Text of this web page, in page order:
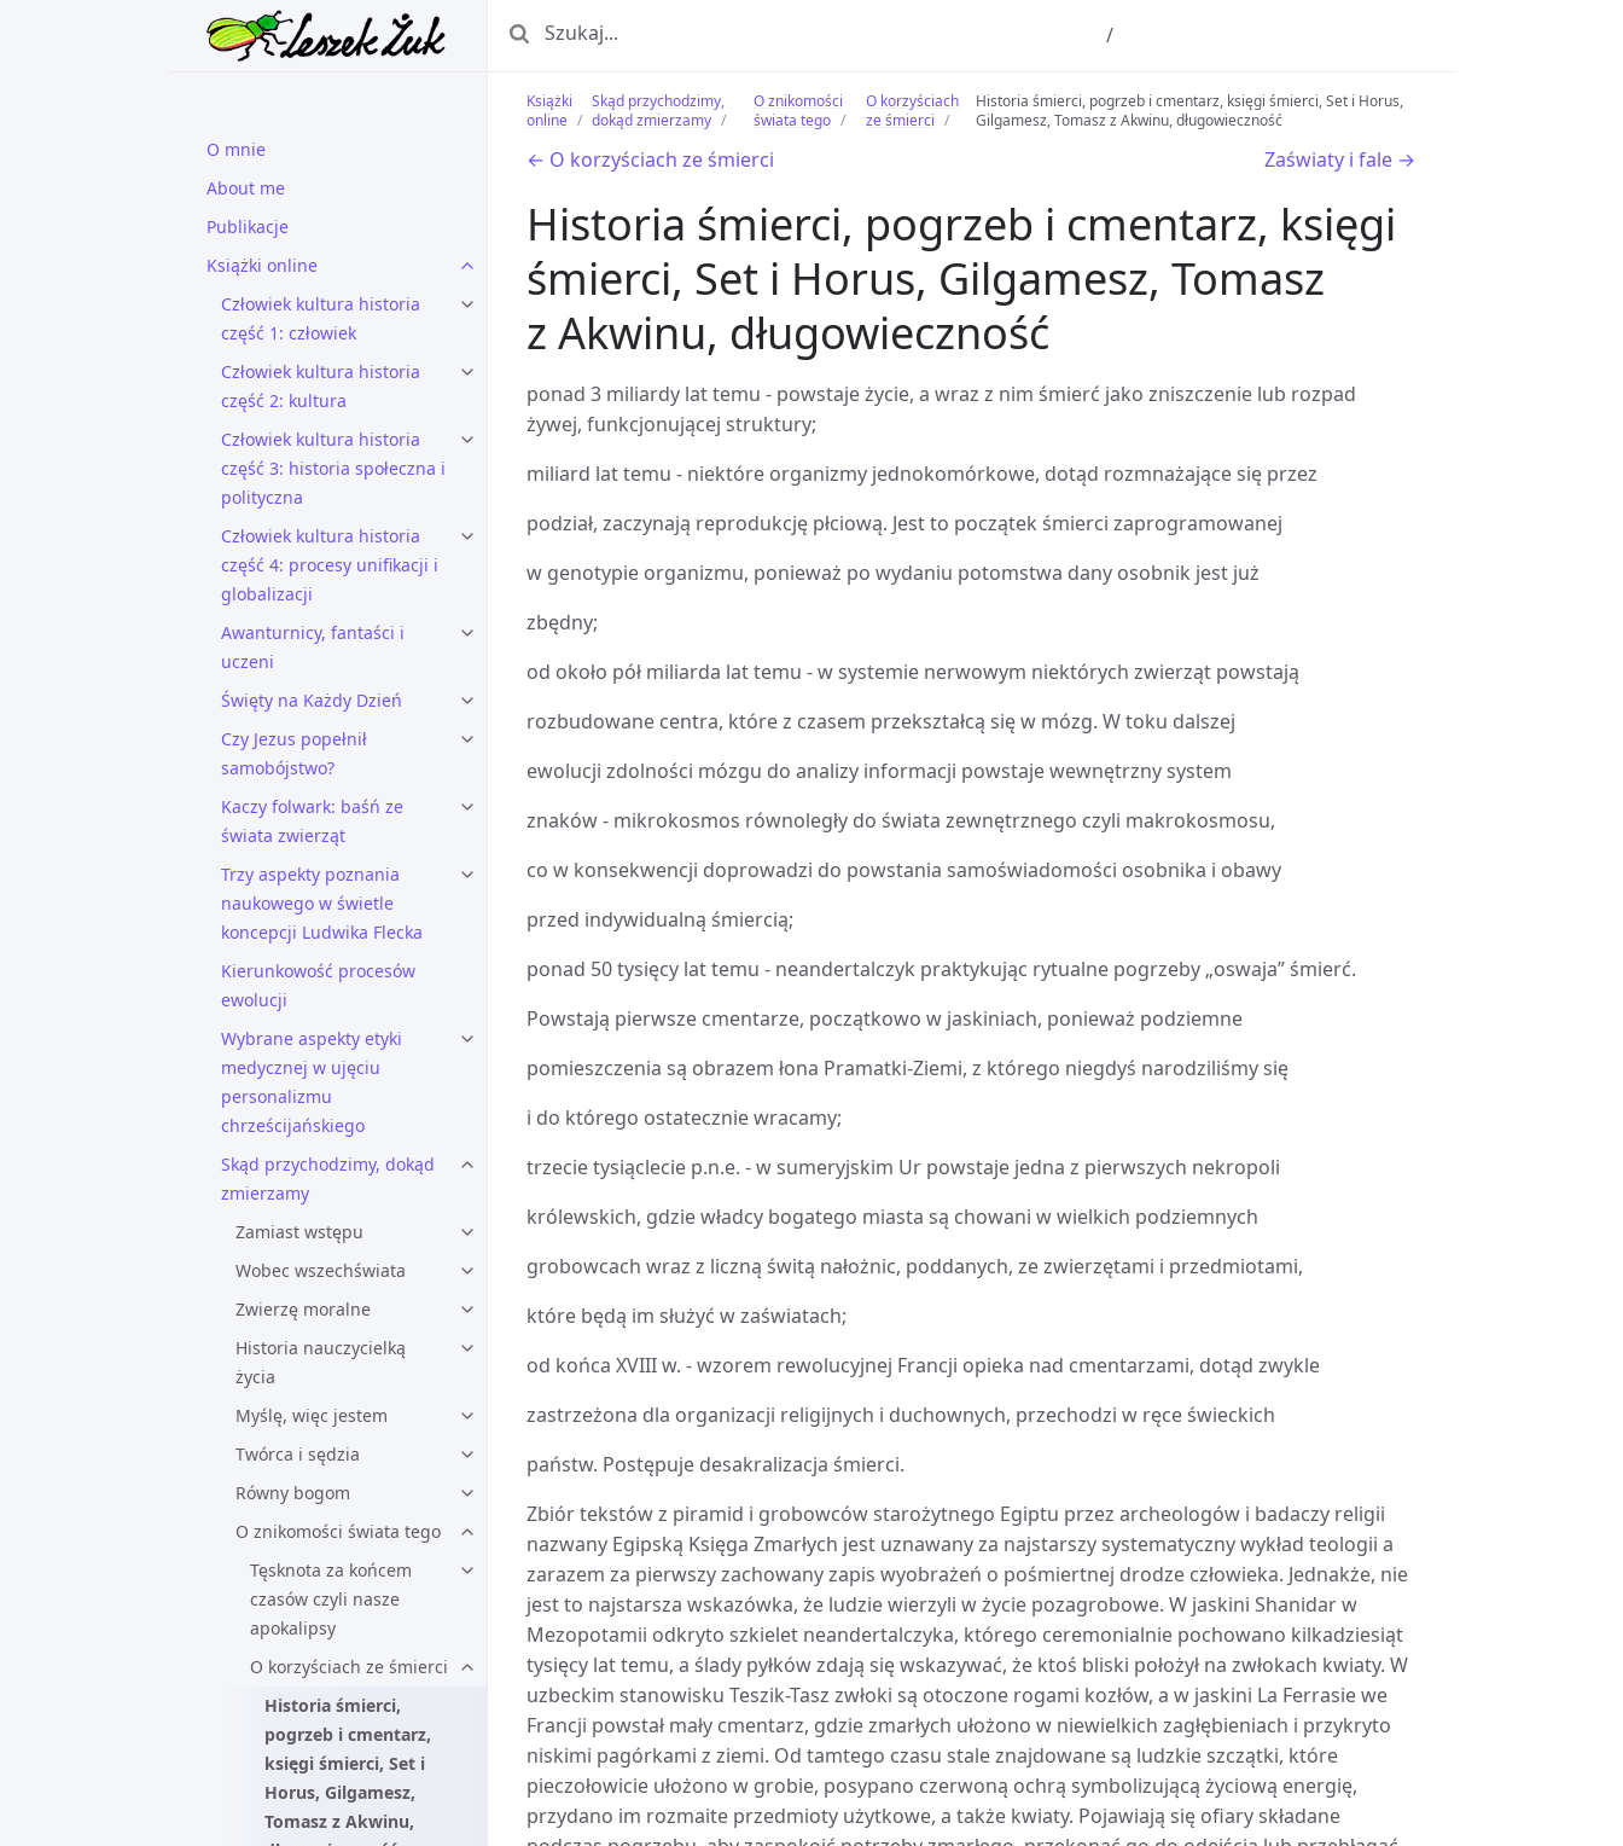
O mnie
About me
Publikacje
Książki online
Człowiek kultura historia
część 1: człowiek
Człowiek kultura historia
część 2: kultura
Człowiek kultura historia
część 3: historia społeczna i
polityczna
Człowiek kultura historia
część 4: procesy unifikacji i
globalizacji
Awanturnicy, fantaści i
uczeni
Święty na Każdy Dzień
Czy Jezus popełnił
samobójstwo?
Kaczy folwark: baśń ze
świata zwierząt
Trzy aspekty poznania
naukowego w świetle
koncepcji Ludwika Flecka
Kierunkowość procesów
ewolucji
Wybrane aspekty etyki
medycznej w ujęciu
personalizmu
chrześcijańskiego
Skąd przychodzimy, dokąd
zmierzamy
Zamiast wstępu
Wobec wszechświata
Zwierzę moralne
Historia nauczycielką
życia
Myślę, więc jestem
Twórca i sędzia
Równy bogom
O znikomości świata tego
Tęsknota za końcem
czasów czyli nasze
apokalipsy
O korzyściach ze śmierci
Historia śmierci,
pogrzeb i cmentarz,
księgi śmierci, Set i
Horus, Gilgamesz,
Tomasz z Akwinu,
Książki
online
Skąd przychodzimy,
dokąd zmierzamy
O znikomości
świata tego
O korzyściach
ze śmierci
Historia śmierci, pogrzeb i cmentarz, księgi śmierci, Set i Horus,
Gilgamesz, Tomasz z Akwinu, długowieczność
← O korzyściach ze śmierci Zaświaty i fale →
Historia śmierci, pogrzeb i cmentarz, księgi
śmierci, Set i Horus, Gilgamesz, Tomasz
z Akwinu, długowieczność
ponad 3 miliardy lat temu - powstaje życie, a wraz z nim śmierć jako zniszczenie lub rozpad
żywej, funkcjonującej struktury;
miliard lat temu - niektóre organizmy jednokomórkowe, dotąd rozmnażające się przez
podział, zaczynają reprodukcję płciową. Jest to początek śmierci zaprogramowanej
w genotypie organizmu, ponieważ po wydaniu potomstwa dany osobnik jest już
zbędny;
od około pół miliarda lat temu - w systemie nerwowym niektórych zwierząt powstają
rozbudowane centra, które z czasem przekształcą się w mózg. W toku dalszej
ewolucji zdolności mózgu do analizy informacji powstaje wewnętrzny system
znaków - mikrokosmos równoległy do świata zewnętrznego czyli makrokosmosu,
co w konsekwencji doprowadzi do powstania samoświadomości osobnika i obawy
przed indywidualną śmiercią;
ponad 50 tysięcy lat temu - neandertalczyk praktykując rytualne pogrzeby „oswaja” śmierć.
Powstają pierwsze cmentarze, początkowo w jaskiniach, ponieważ podziemne
pomieszczenia są obrazem łona Pramatki-Ziemi, z którego niegdyś narodziliśmy się
i do którego ostatecznie wracamy;
trzecie tysiąclecie p.n.e. - w sumeryjskim Ur powstaje jedna z pierwszych nekropoli
królewskich, gdzie władcy bogatego miasta są chowani w wielkich podziemnych
grobowcach wraz z liczną świtą nałożnic, poddanych, ze zwierzętami i przedmiotami,
które będą im służyć w zaświatach;
od końca XVIII w. - wzorem rewolucyjnej Francji opieka nad cmentarzami, dotąd zwykle
zastrzeżona dla organizacji religijnych i duchownych, przechodzi w ręce świeckich
państw. Postępuje desakralizacja śmierci.
Zbiór tekstów z piramid i grobowców starożytnego Egiptu przez archeologów i badaczy religii
nazwany Egipską Księga Zmarłych jest uznawany za najstarszy systematyczny wykład teologii a
zarazem za pierwszy zachowany zapis wyobrażeń o pośmiertnej drodze człowieka. Jednakże, nie
jest to najstarsza wskazówka, że ludzie wierzyli w życie pozagrobowe. W jaskini Shanidar w
Mezopotamii odkryto szkielet neandertalczyka, którego ceremonialnie pochowano kilkadziesiąt
tysięcy lat temu, a ślady pyłków zdają się wskazywać, że ktoś bliski położył na zwłokach kwiaty. W
uzbeckim stanowisku Teszik-Tasz zwłoki są otoczone rogami kozłów, a w jaskini La Ferrasie we
Francji powstał mały cmentarz, gdzie zmarłych ułożono w niewielkich zagłębieniach i przykryto
niskimi pagórkami z ziemi. Od tamtego czasu stale znajdowane są ludzkie szczątki, które
pieczołowicie ułożono w grobie, posypano czerwoną ochrą symbolizującą życiową energię,
przydano im rozmaite przedmioty użytkowe, a także kwiaty. Pojawiają się ofiary składane